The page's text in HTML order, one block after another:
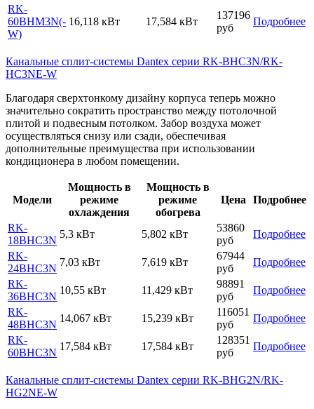
RK-
60BHM3N(-
W)
16,118 кВт 17,584 кВт
137196
руб
Подробнее
Канальные сплит-системы Dantex серии RK-BHC3N/RK-
HC3NE-W
Благодаря сверхтонкому дизайну корпуса теперь можно
значительно сократить пространство между потолочной
плитой и подвесным потолком. Забор воздуха может
осуществляться снизу или сзади, обеспечивая
дополнительные преимущества при использовании
кондиционера в любом помещении.
Модели
Мощность в
режиме
охлаждения
Мощность в
режиме
обогрева
Цена Подробнее
RK-
18BHC3N
5,3 кВт 5,802 кВт
53860
руб
Подробнее
RK-
24BHC3N
7,03 кВт 7,619 кВт
67944
руб
Подробнее
RK-
36BHC3N
10,55 кВт 11,429 кВт
98891
руб
Подробнее
RK-
48BHC3N
14,067 кВт 15,239 кВт
116051
руб
Подробнее
RK-
60BHC3N
17,584 кВт 17,584 кВт
128351
руб
Подробнее
Канальные сплит-системы Dantex серии RK-BHG2N/RK-
HG2NE-W